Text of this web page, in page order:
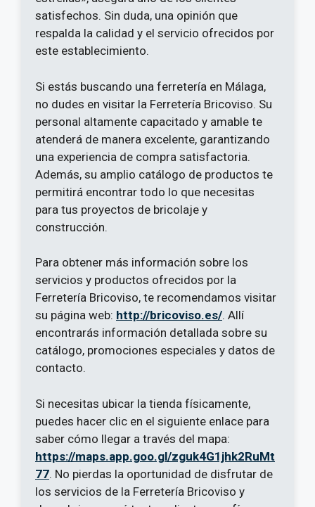
satisfechos. Sin duda, una opinión que
respalda la calidad y el servicio ofrecidos por
este establecimiento.
Si estás buscando una ferretería en Málaga,
no dudes en visitar la Ferretería Bricoviso. Su
personal altamente capacitado y amable te
atenderá de manera excelente, garantizando
una experiencia de compra satisfactoria.
Además, su amplio catálogo de productos te
permitirá encontrar todo lo que necesitas
para tus proyectos de bricolaje y
construcción.
Para obtener más información sobre los
servicios y productos ofrecidos por la
Ferretería Bricoviso, te recomendamos visitar
su página web: http://bricoviso.es/. Allí
encontrarás información detallada sobre su
catálogo, promociones especiales y datos de
contacto.
Si necesitas ubicar la tienda físicamente,
puedes hacer clic en el siguiente enlace para
saber cómo llegar a través del mapa:
https://maps.app.goo.gl/zguk4G1jhk2RuMt
77. No pierdas la oportunidad de disfrutar de
los servicios de la Ferretería Bricoviso y